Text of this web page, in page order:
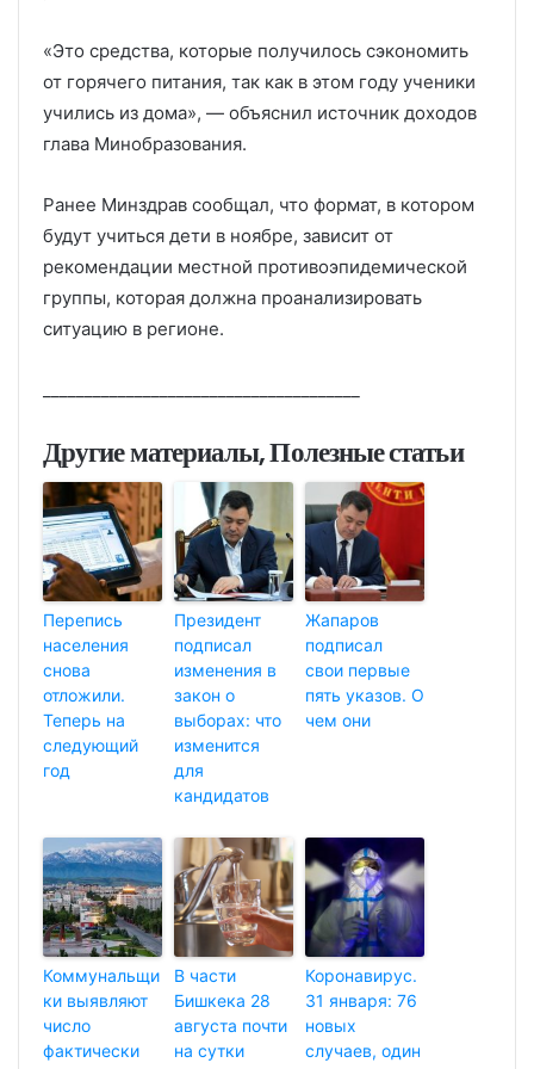
«Это средства, которые получилось сэкономить
от горячего питания, так как в этом году ученики
учились из дома», — объяснил источник доходов
глава Минобразования.
Ранее Минздрав сообщал, что формат, в котором
будут учиться дети в ноябре, зависит от
рекомендации местной противоэпидемической
группы, которая должна проанализировать
ситуацию в регионе.
Другие материалы, Полезные статьи
Перепись
населения
снова
отложили.
Теперь на
следующий
год
Президент
подписал
изменения в
закон о
выборах: что
изменится
для
кандидатов
Жапаров
подписал
свои первые
пять указов. О
чем они
Коммунальщи
ки выявляют
число
фактически
В части
Бишкека 28
августа почти
на сутки
Коронавирус.
31 января: 76
новых
случаев, один